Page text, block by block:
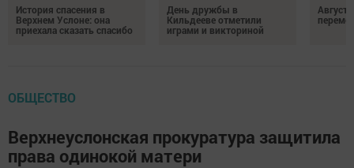
История спасения в
Верхнем Услоне: она
приехала сказать спасибо
День дружбы в
Кильдееве отметили
играми и викториной
Август
ОБЩЕСТВО
Верхнеуслонская прокуратура защитила
права одинокой матери